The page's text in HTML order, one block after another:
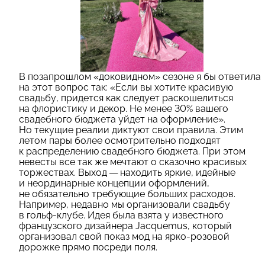
В позапрошлом «доковидном» сезоне я бы ответила
на этот вопрос так: «Если вы хотите красивую
свадьбу, придется как следует раскошелиться
на флористику и декор. Не менее 30% вашего
свадебного бюджета уйдет на оформление».
Но текущие реалии диктуют свои правила. Этим
летом пары более осмотрительно подходят
к распределению свадебного бюджета. При этом
невесты все так же мечтают о сказочно красивых
торжествах. Выход —находить яркие, идейные
и неординарные концепции оформлений,
не обязательно требующие больших расходов.
Например, недавно мы организовали свадьбу
в гольф-клубе. Идея была взята у известного
французского дизайнера Jacquemus, который
организовал свой показ мод на ярко-розовой
дорожке прямо посреди поля.